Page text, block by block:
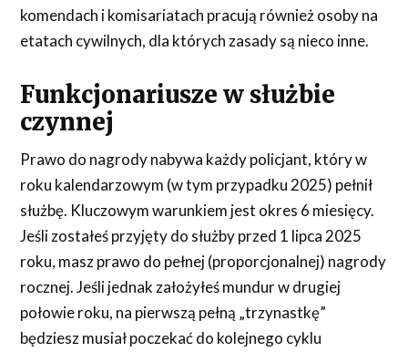
komendach i komisariatach pracują również osoby na
etatach cywilnych, dla których zasady są nieco inne.
Funkcjonariusze w służbie
czynnej
Prawo do nagrody nabywa każdy policjant, który w
roku kalendarzowym (w tym przypadku 2025) pełnił
służbę. Kluczowym warunkiem jest okres 6 miesięcy.
Jeśli zostałeś przyjęty do służby przed 1 lipca 2025
roku, masz prawo do pełnej (proporcjonalnej) nagrody
rocznej. Jeśli jednak założyłeś mundur w drugiej
połowie roku, na pierwszą pełną „trzynastkę”
będziesz musiał poczekać do kolejnego cyklu